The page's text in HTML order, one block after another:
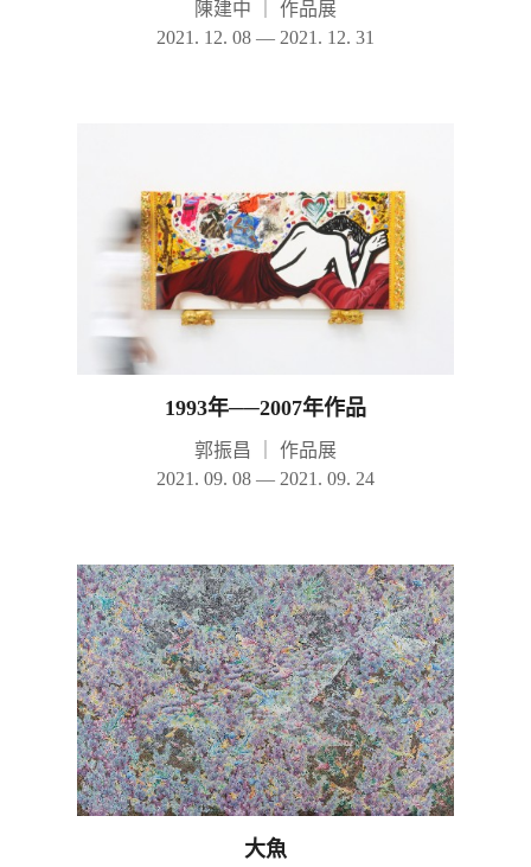
陳建中
作品展
2021. 12. 08 — 2021. 12. 31
1993年──2007年作品
郭振昌
作品展
2021. 09. 08 — 2021. 09. 24
大魚